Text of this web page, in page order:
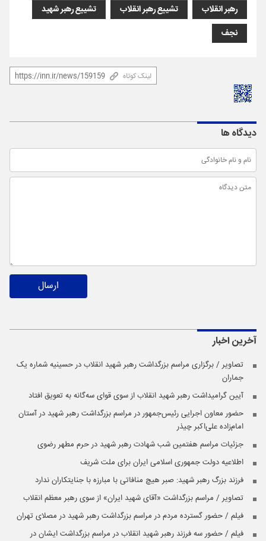
رهبر انقلاب تشییع رهبر انقلاب
تشییع رهبر شهید
نجف
لینک کوتاه
دیدگاه ها
ارسال
آخرین اخبار
تصاویر / برگزاری مراسم بزرگداشت رهبر شهید انقلاب در حسینیه شماره یک
جماران
آیین گرامیداشت رهبر شهید انقلاب از سوی قوای سه‌گانه به تعویق افتاد
حضور معاون اجرایی رئیس‌جمهور در مراسم بزرگداشت رهبر شهید در آستان
امام‌زاده علی‌اکبر چیذر
جزئیات مراسم هفتمین شب شهادت رهبر شهید در حرم مطهر رضوی
اطلاعیه دولت جمهوری اسلامی ایران برای ملت شریف
فرزند بزرگ رهبر شهید: صبر هیچ منافاتی با مبارزه با جنایتکاران ندارد
تصاویر / مراسم بزرگداشت «آقای شهید ایران» از سوی رهبر معظم انقلاب
فیلم / حضور گسترده مردم در مراسم بزرگداشت رهبر شهید در مصلای تهران
فیلم / حضور سه فرزند رهبر شهید انقلاب در مراسم بزرگداشت ایشان در